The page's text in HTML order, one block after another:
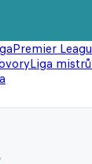
Premier
Liga mistrů